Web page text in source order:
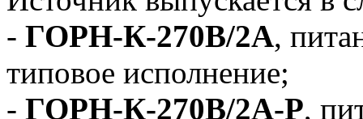
- ГОРН-К-270В/2А,
типовое исполнение;
- ГОРН-К-270В/2А-Р,